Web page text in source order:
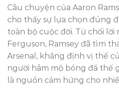
Câu chuyện của Aaron
cho thấy sự lựa chọn đúng
toàn bộ cuộc đời. Từ chối lời
Ferguson, Ramsey đã tìm
Arsenal, khẳng định vị thế
người hâm mộ bóng đá thế
là nguồn cảm hứng cho